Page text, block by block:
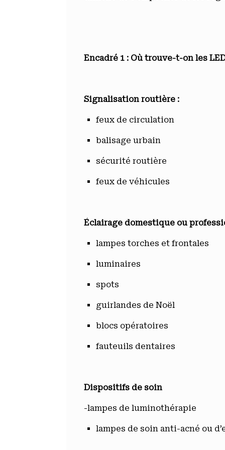
Encadré 1 : Où trouve-t-on les
Signalisation routière :
feux de circulation
balisage urbain
sécurité routière
feux de véhicules
Éclairage domestique ou
lampes torches et frontales
luminaires
spots
guirlandes de Noël
blocs opératoires
fauteuils dentaires
Dispositifs de soin
-lampes de luminothérapie
lampes de soin anti-acné ou